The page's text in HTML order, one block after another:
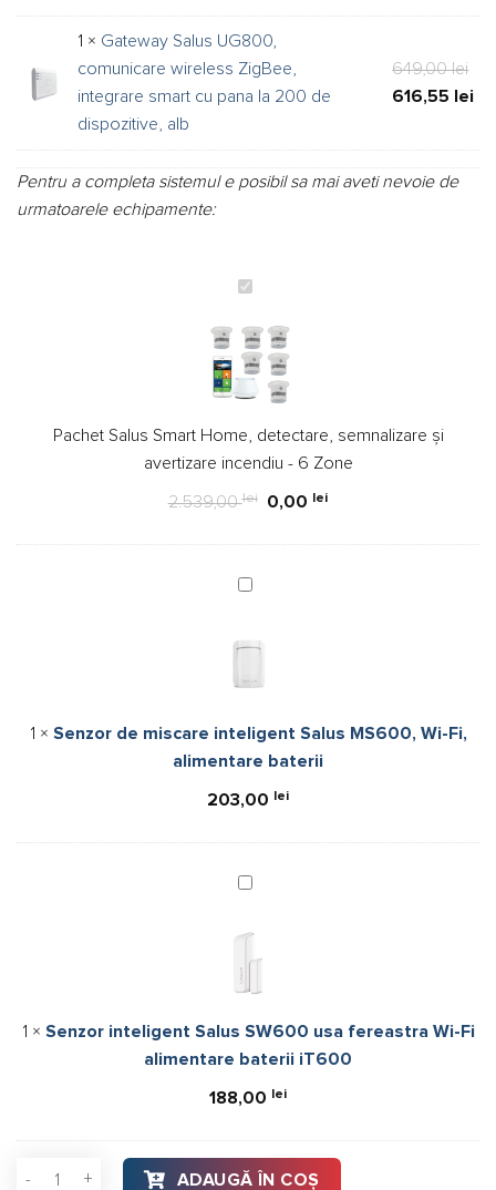
a
1 × Gateway Salus UG800,
comunicare wireless ZigBee,
integrare smart cu pana la 200 de
dispozitive, alb
649,00lei
616,55 lei
Pentru a completa sistemul e posibil sa mai aveti nevoie de
urmatoarele echipamente:
Pachet
Smart
Home,
detectare,
și
avertizare
incendiu
6
Pachet Salus Smart Home, detectare, semnalizare și
avertizare incendiu - 6 Zone
2.539,00lei 0,00 lei
Senzor
Salus
Wi-
Fi,
alimentare
1 × Senzor de miscare inteligent Salus MS600, Wi-Fi,
alimentare baterii
203,00 lei
Senzor
Salus
SW600
usa
Wi-
Fi
alimentare
iT600
1 × Senzor inteligent Salus SW600 usa fereastra Wi-Fi
alimentare baterii iT600
188,00 lei
Cantitate Pachet Salus Smart Home, detectare,
ADAUGĂ ÎN COȘ